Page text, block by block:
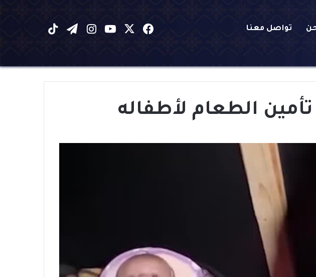
تواصل معنا فيسبوك يوتيوبانستقرام
تيلقرام
الطعام لأطفاله